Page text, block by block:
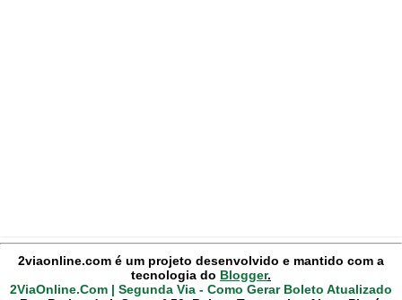
2viaonline.com é um projeto desenvolvido e mantido com a
tecnologia do Blogger.
2ViaOnline.Com | Segunda Via - Como Gerar Boleto Atualizado